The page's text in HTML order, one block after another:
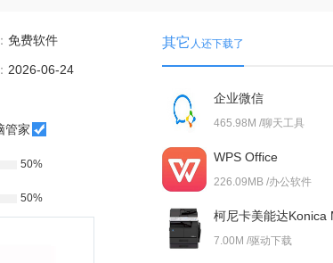
免费软件
2026-06-24
管家
50%
50%
其它 人还下载了
企业微信
465.98M /聊天工具
WPS Office
226.09MB /办公软件
7.00M /驱动下载